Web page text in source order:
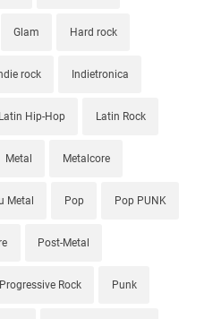
Glam Hard rock
rock Indietronica
Latin Hip-Hop Latin Rock
Metal Metalcore
Metal Pop Pop PUNK
Post-Metal
Progressive Rock Punk